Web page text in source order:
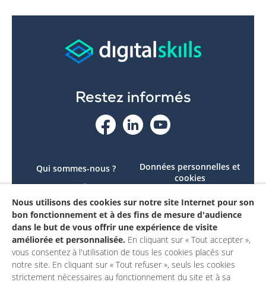
Restez informés
Qui sommes-nous ?
Le projet
Contactez-nous
Mon compte
Données personnelles et
cookies
conforme
Mentions légales
Nous utilisons des cookies sur notre site Internet pour son
bon fonctionnement et à des fins de mesure d'audience
dans le but de vous offrir une expérience de visite
améliorée et personnalisée. En cliquant sur « Tout accepter »,
vous consentez à l'utilisation de tous les cookies placés sur
notre site. En cliquant sur « Tout refuser », seuls les cookies
strictement nécessaires au fonctionnement du site et à sa